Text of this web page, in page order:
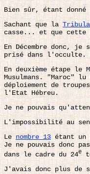
Bien sûr, étant
Sachant que la
casse... et que cette
En Décembre donc,
prisé dans l'occulte.
En deuxième étape le
Musulmans. "Maroc"
déploiement de
l'Etat Hébreu.
Je ne pouvais
L'impossibilité au
Le nombre 13 étant un
Je ne pouvais donc
dans le cadre du 24e
J'avais donc plus de